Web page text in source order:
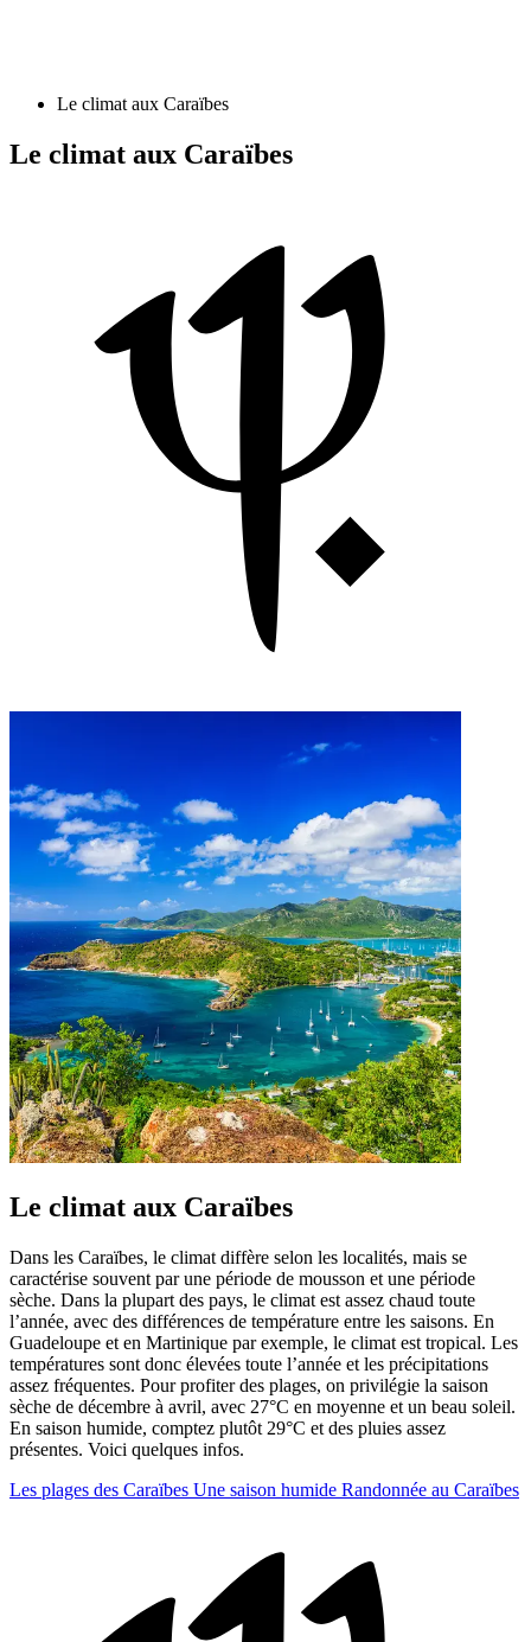
Le climat aux Caraïbes
Le climat aux Caraïbes
Le climat aux Caraïbes
Dans les Caraïbes, le climat diffère selon les localités, mais se
caractérise souvent par une période de mousson et une période
sèche. Dans la plupart des pays, le climat est assez chaud toute
l’année, avec des différences de température entre les saisons. En
Guadeloupe et en Martinique par exemple, le climat est tropical. Les
températures sont donc élevées toute l’année et les précipitations
assez fréquentes. Pour profiter des plages, on privilégie la saison
sèche de décembre à avril, avec 27°C en moyenne et un beau soleil.
En saison humide, comptez plutôt 29°C et des pluies assez
présentes. Voici quelques infos.
Les plages des Caraïbes Une saison humide Randonnée au Caraïbes